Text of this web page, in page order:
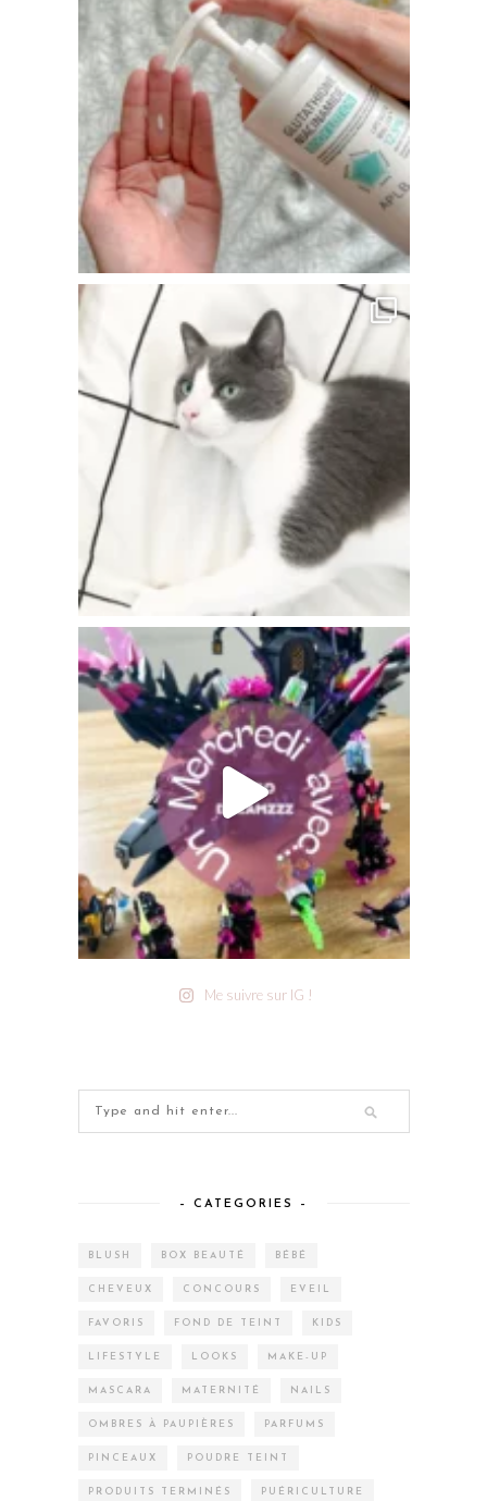
Me suivre sur IG !
– CATEGORIES –
BLUSH BOX BEAUTÉ BÉBÉ
CHEVEUX CONCOURS EVEIL
FAVORIS FOND DE TEINT KIDS
LIFESTYLE LOOKS MAKE-UP
MASCARA MATERNITÉ NAILS
OMBRES À PAUPIÈRES PARFUMS
PINCEAUX POUDRE TEINT
PRODUITS TERMINÉS PUÉRICULTURE